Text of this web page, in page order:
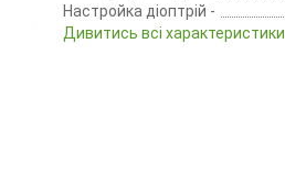
Настройка діоптрій -
Дивитись всі характеристики